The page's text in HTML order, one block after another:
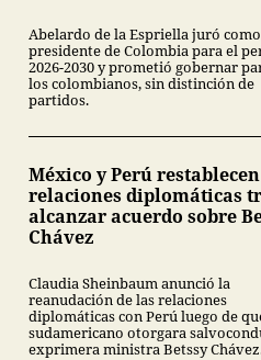
Abelardo de la Espriella juró como
presidente de Colombia para el
2026-2030 y prometió gobernar
los colombianos, sin distinción de
partidos.
México y Perú restablecen
relaciones diplomáticas
alcanzar acuerdo sobre
Chávez
Claudia Sheinbaum anunció la
reanudación de las relaciones
diplomáticas con Perú luego de
sudamericano otorgara
exprimera ministra Betssy